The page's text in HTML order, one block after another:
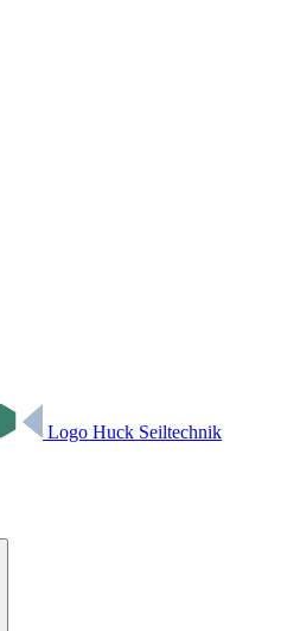
Logo Huck Seiltechnik